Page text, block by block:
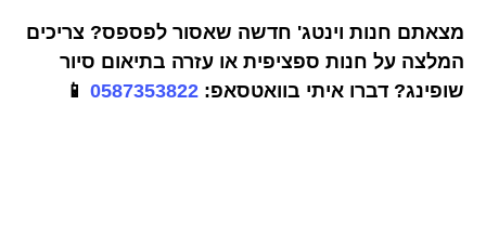
מצאתם חנות וינטג' חדשה שאסור לפספס? צריכים
המלצה על חנות ספציפית או עזרה בתיאום סיור
שופינג? דברו איתי בוואטסאפ: 0587353822
📱